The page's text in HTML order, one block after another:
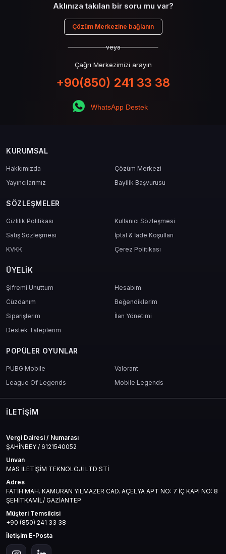
Aklınıza takılan bir soru mu var?
Çözüm Merkezine bağlanın
veya
Çağrı Merkezimizi arayın
+90(850) 241 33 38
WhatsApp Destek
KURUMSAL
Hakkımızda
Çözüm Merkezi
Yayıncılarımız
Bayilik Başvurusu
SÖZLEŞMELER
Gizlilik Politikası
Kullanıcı Sözleşmesi
Satış Sözleşmesi
İptal & İade Koşulları
KVKK
Çerez Politikası
ÜYELIK
Şifremi Unuttum
Hesabım
Cüzdanım
Beğendiklerim
Siparişlerim
İlan Yönetimi
Destek Taleplerim
POPÜLER OYUNLAR
PUBG Mobile
Valorant
League Of Legends
Mobile Legends
İLETIŞIM
Vergi Dairesi / Numarası
ŞAHİNBEY / 6121540052
Unvan
MAS İLETİŞİM TEKNOLOJİ LTD STİ
Adres
FATİH MAH. KAMURAN YILMAZER CAD. AÇELYA APT NO: 7 İÇ KAPI NO: 8
ŞEHİTKAMİL/ GAZİANTEP
Müşteri Temsilcisi
+90 (850) 241 33 38
İletişim E-Posta